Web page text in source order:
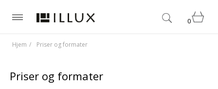
0
Hjem Priser og formater
Priser og formater